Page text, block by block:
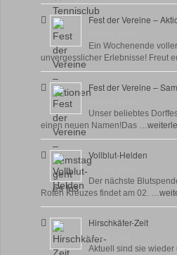
Fest der Vereine –
Ein Wochenende
unvergesslicher Erlebnisse! Freut
Fest der Vereine –
Unser beliebtes
einen neuen Namen!Das …
Vollblut-Helden
Der nächste
Roten Kreuzes findet am 02. …
Hirschkäfer-Zeit
9 Juni, 2026
Aktuell sind sie